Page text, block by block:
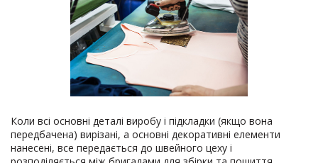
Коли всі основні деталі виробу і підкладки (якщо вона
передбачена) вирізані, а основні декоративні елементи
нанесені, все передається до швейного цеху і